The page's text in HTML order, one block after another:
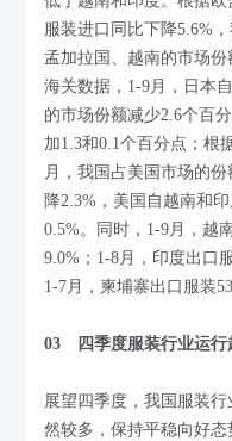
服装进口同比下降5.6%
孟加拉国、越南的市场
海关数据，1-9月，日本
的市场份额减少2.6个百
加1.3和0.1个百分点；根
月，我国占美国市场的
降2.3%，美国自越南和
0.5%。同时，1-9月，越
9.0%；1-8月，印度出口
1-7月，柬埔寨出口服装
03 四季度服装行业运行
展望四季度，我国服装
然较多，保持平稳向好